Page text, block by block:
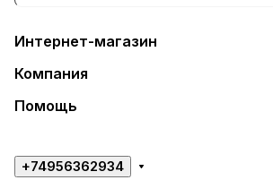
Интернет-магазин
Компания
Помощь
+74956362934